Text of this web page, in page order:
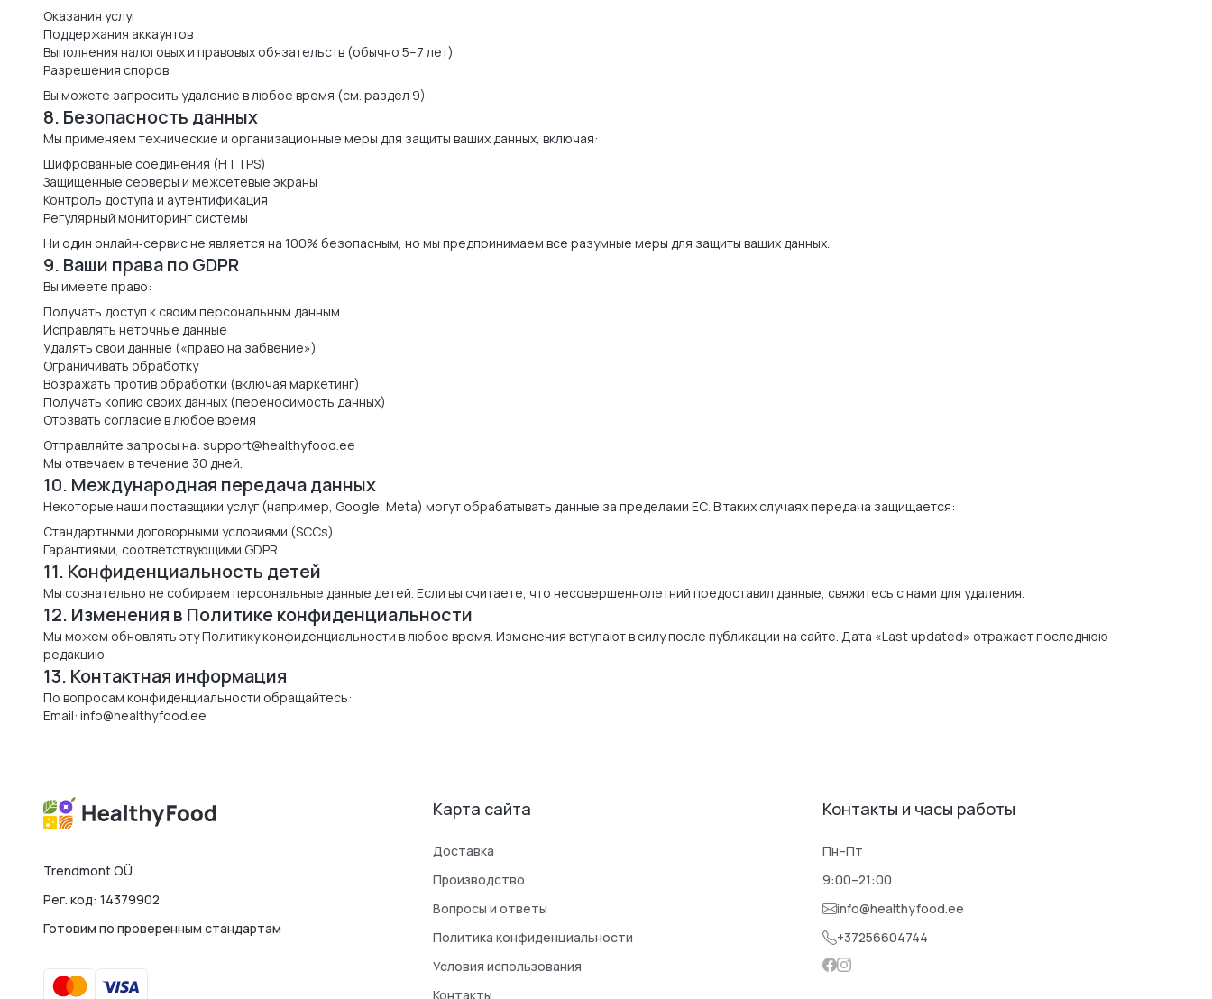
Оказания услуг
Поддержания аккаунтов
Выполнения налоговых и правовых обязательств (обычно 5–7 лет)
Разрешения споров
Вы можете запросить удаление в любое время (см. раздел 9).
8. Безопасность данных
Мы применяем технические и организационные меры для защиты ваших данных, включая:
Шифрованные соединения (HTTPS)
Защищенные серверы и межсетевые экраны
Контроль доступа и аутентификация
Регулярный мониторинг системы
Ни один онлайн‑сервис не является на 100% безопасным, но мы предпринимаем все разумные меры для защиты ваших данных.
9. Ваши права по GDPR
Вы имеете право:
Получать доступ к своим персональным данным
Исправлять неточные данные
Удалять свои данные («право на забвение»)
Ограничивать обработку
Возражать против обработки (включая маркетинг)
Получать копию своих данных (переносимость данных)
Отозвать согласие в любое время
Отправляйте запросы на: support@healthyfood.ee
Мы отвечаем в течение 30 дней.
10. Международная передача данных
Некоторые наши поставщики услуг (например, Google, Meta) могут обрабатывать данные за пределами ЕС. В таких случаях передача защищается:
Стандартными договорными условиями (SCCs)
Гарантиями, соответствующими GDPR
11. Конфиденциальность детей
Мы сознательно не собираем персональные данные детей. Если вы считаете, что несовершеннолетний предоставил данные, свяжитесь с нами для удаления.
12. Изменения в Политике конфиденциальности
Мы можем обновлять эту Политику конфиденциальности в любое время. Изменения вступают в силу после публикации на сайте. Дата «Last updated» отражает последнюю
редакцию.
13. Контактная информация
По вопросам конфиденциальности обращайтесь:
Email: info@healthyfood.ee
Trendmont OÜ
Рег. код: 14379902
Готовим по проверенным стандартам
Карта сайта
Доставка
Производство
Вопросы и ответы
Политика конфиденциальности
Условия использования
Контакты
Контакты и часы работы
Пн–Пт
9:00–21:00
info@healthyfood.ee
+37256604744